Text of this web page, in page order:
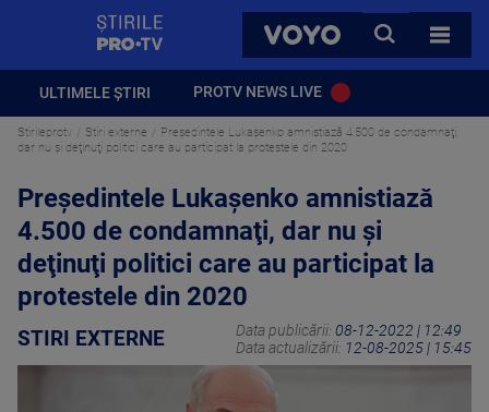
VOYO
CAUTA
TOATE
ULTIMELE ȘTIRI PROTV NEWS LIVE
Stirileprotv Stiri externe
Preşedintele Lukaşenko amnistiază 4.500 de condamnaţi,
dar nu și deţinuţi politici care au participat la protestele din 2020
Preşedintele Lukaşenko amnistiază
4.500 de condamnaţi, dar nu și
deţinuţi politici care au participat la
protestele din 2020
STIRI EXTERNE Data publicării: 08-12-2022 | 12:49
Data actualizării: 12-08-2025 | 15:45